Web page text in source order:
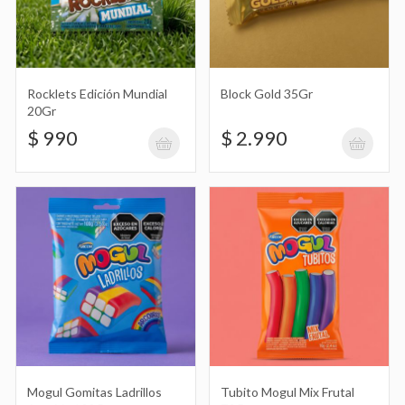
Tubito Mogul Mix Frutal 70Gr
$ 2.990
$ 6.990
Lentes con Diseño de Pelotas de
Fútbol y Banderas de Argentina
$ 1.990
Rocklets Edición Mundial
20Gr
$ 990
Block Gold 35Gr
$ 2.990
Mogul Gomitas Ladrillos
Tubito Mogul Mix Frutal